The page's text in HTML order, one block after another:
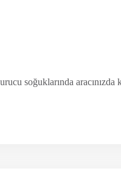
soğuklarında